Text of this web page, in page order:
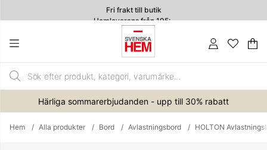
Fri frakt till butik
Hemleverans från 195:-
.
Härliga sommarerbjudanden - upp till 30% rabatt
Hem Alla produkter Bord Avlastningsbord HOLTON